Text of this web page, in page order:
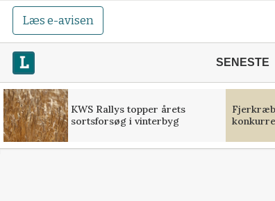
Læs e-avisen
SENESTE
KWS Rallys topper årets
sortsforsøg i vinterbyg